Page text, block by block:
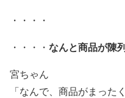
・・・・
・・・・ なんと商品が陳
宮ちゃん
「なんで、商品がまった